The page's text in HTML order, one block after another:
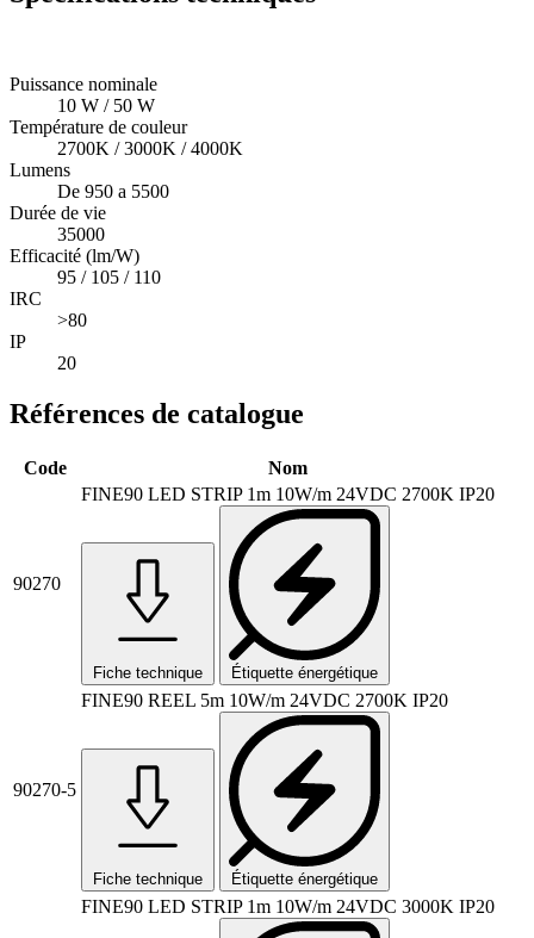
Puissance nominale
10 W / 50 W
Température de couleur
2700K / 3000K / 4000K
Lumens
De 950 a 5500
Durée de vie
35000
Efficacité (lm/W)
95 / 105 / 110
IRC
>80
IP
20
Références de catalogue
Code Nom
90270
FINE90 LED STRIP 1m 10W/m 24VDC 2700K IP20
Fiche technique Étiquette énergétique
90270-5
FINE90 REEL 5m 10W/m 24VDC 2700K IP20
Fiche technique Étiquette énergétique
FINE90 LED STRIP 1m 10W/m 24VDC 3000K IP20